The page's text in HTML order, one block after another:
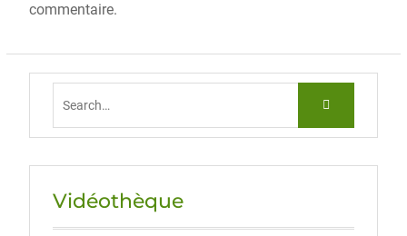
commentaire.
Vidéothèque